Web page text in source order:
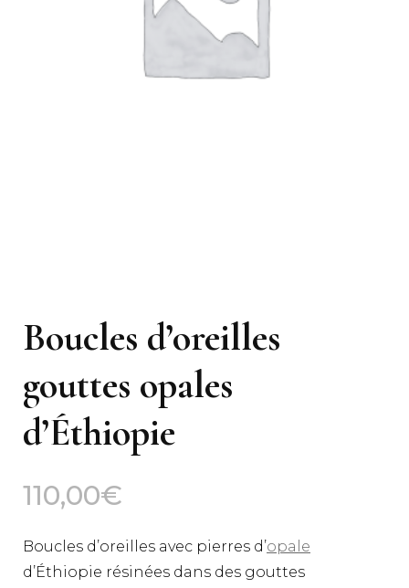
Boucles d’oreilles
gouttes opales
d’Éthiopie
110,00€
Boucles d’oreilles avec pierres d’opale
d’Éthiopie résinées dans des gouttes